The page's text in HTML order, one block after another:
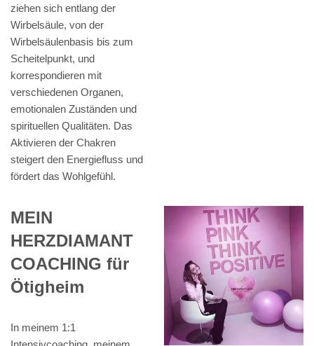
ziehen sich entlang der
Wirbelsäule, von der
Wirbelsäulenbasis bis zum
Scheitelpunkt, und
korrespondieren mit
verschiedenen Organen,
emotionalen Zuständen und
spirituellen Qualitäten. Das
Aktivieren der Chakren
steigert den Energiefluss und
fördert das Wohlgefühl.
MEIN
HERZDIAMANT
COACHING für
Ötigheim
In meinem 1:1